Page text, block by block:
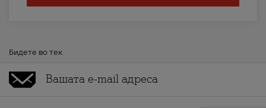
Бидете во тек